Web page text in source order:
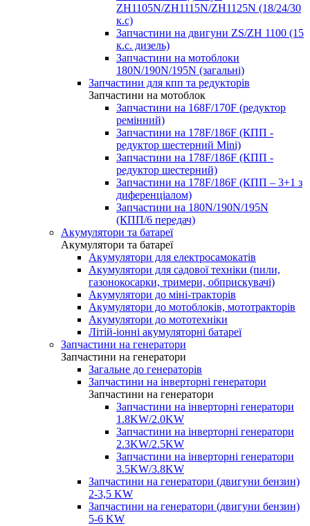
ZH1105N/ZH1115N/ZH1125N (18/24/30
к.с)
Запчастини на двигуни ZS/ZH 1100 (15
к.с. дизель)
Запчастини на мотоблоки
180N/190N/195N (загальні)
Запчастини для кпп та редукторів
Запчастини на мотоблок
Запчастини на 168F/170F (редуктор
ремінний)
Запчастини на 178F/186F (КПП -
редуктор шестерний Mini)
Запчастини на 178F/186F (КПП -
редуктор шестерний)
Запчастини на 178F/186F (КПП – 3+1 з
диференціалом)
Запчастини на 180N/190N/195N
(КПП/6 передач)
Акумулятори та батареї
Акумулятори та батареї
Акумулятори для електросамокатів
Акумулятори для садової техніки (пили,
газонокосарки, тримери, обприскувачі)
Акумулятори до міні-тракторів
Акумулятори до мотоблоків, мототракторів
Акумулятори до мототехніки
Літій-іонні акумуляторні батареї
Запчастини на генератори
Запчастини на генератори
Загальне до генераторів
Запчастини на інверторні генератори
Запчастини на генератори
Запчастини на інверторні генератори
1.8KW/2.0KW
Запчастини на інверторні генератори
2.3KW/2.5KW
Запчастини на інверторні генератори
3.5KW/3.8KW
Запчастини на генератори (двигуни бензин)
2-3,5 KW
Запчастини на генератори (двигуни бензин)
5-6 KW